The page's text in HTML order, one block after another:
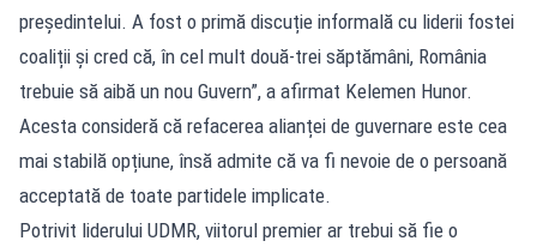
președintelui. A fost o primă discuție informală cu liderii fostei
coaliții și cred că, în cel mult două-trei săptămâni, România
trebuie să aibă un nou Guvern”, a afirmat Kelemen Hunor.
Acesta consideră că refacerea alianței de guvernare este cea
mai stabilă opțiune, însă admite că va fi nevoie de o persoană
acceptată de toate partidele implicate.
Potrivit liderului UDMR, viitorul premier ar trebui să fie o